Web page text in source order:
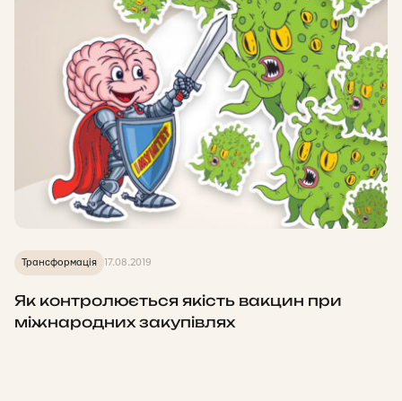
Трансформація 17.08.2019
Як контролюється якість вакцин при
міжнародних закупівлях